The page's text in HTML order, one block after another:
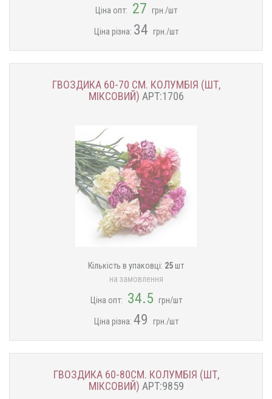
Ціна опт: 27 грн./шт
Ціна різна: 34 грн./шт
ГВОЗДИКА 60-70 СМ. КОЛУМБІЯ (ШТ,
МІКСОВИЙ) АРТ:1706
Кількість в упаковці: 25 шт
на замовлення
Ціна опт: 34.5 грн/шт
Ціна різна: 49 грн./шт
ГВОЗДИКА 60-80СМ. КОЛУМБІЯ (ШТ,
МІКСОВИЙ) АРТ:9859